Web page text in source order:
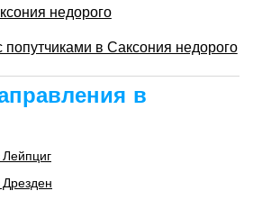
недорого
в Саксония недорого
в